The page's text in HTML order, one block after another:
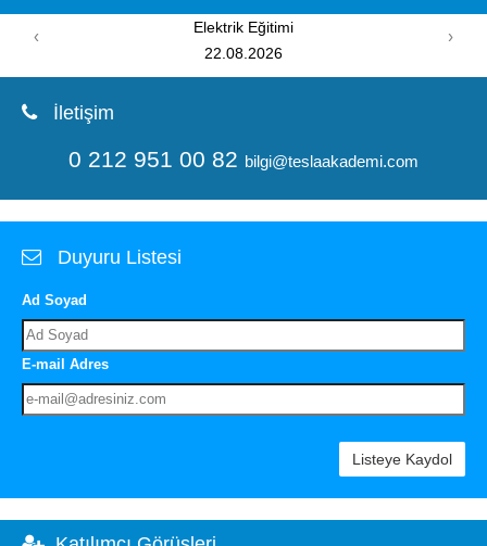
PIC Programlama Eğitimi
15.08.2026
‹ ›
İletişim
0 212 951 00 82 bilgi@teslaakademi.com
Duyuru Listesi
Ad Soyad
E-mail Adres
Listeye Kaydol